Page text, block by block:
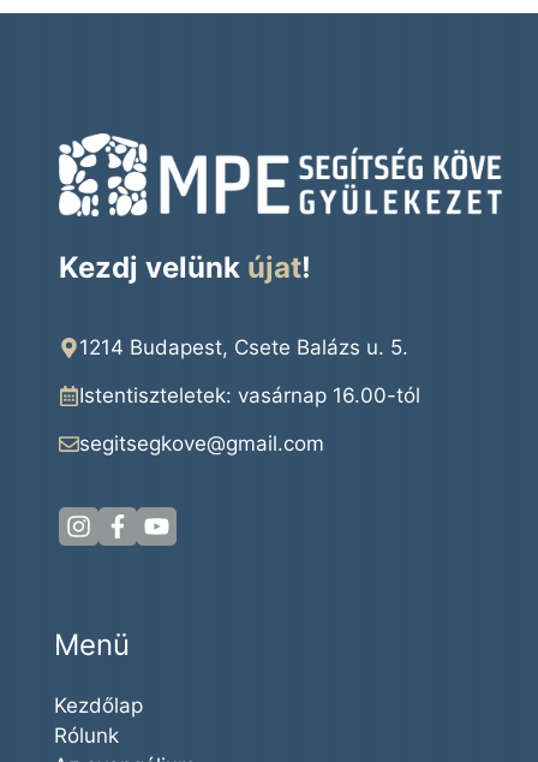
Kezdj velünk újat!
1214 Budapest, Csete Balázs u. 5.
Istentiszteletek: vasárnap 16.00-tól
segitsegkove@gmail.com
Menü
Kezdőlap
Rólunk